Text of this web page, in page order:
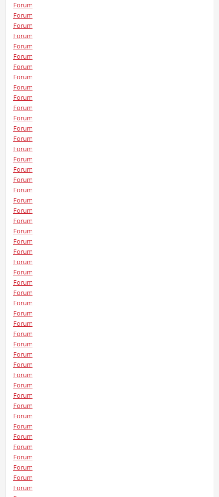
Forum
Forum
Forum
Forum
Forum
Forum
Forum
Forum
Forum
Forum
Forum
Forum
Forum
Forum
Forum
Forum
Forum
Forum
Forum
Forum
Forum
Forum
Forum
Forum
Forum
Forum
Forum
Forum
Forum
Forum
Forum
Forum
Forum
Forum
Forum
Forum
Forum
Forum
Forum
Forum
Forum
Forum
Forum
Forum
Forum
Forum
Forum
Forum